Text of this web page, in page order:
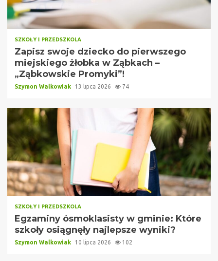
SZKOŁY I PRZEDSZKOLA
Zapisz swoje dziecko do pierwszego
miejskiego żłobka w Ząbkach –
„Ząbkowskie Promyki”!
Szymon Walkowiak 13 lipca 2026 74
SZKOŁY I PRZEDSZKOLA
Egzaminy ósmoklasisty w gminie: Które
szkoły osiągnęły najlepsze wyniki?
Szymon Walkowiak 10 lipca 2026 102